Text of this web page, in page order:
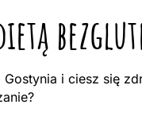
i ciesz się